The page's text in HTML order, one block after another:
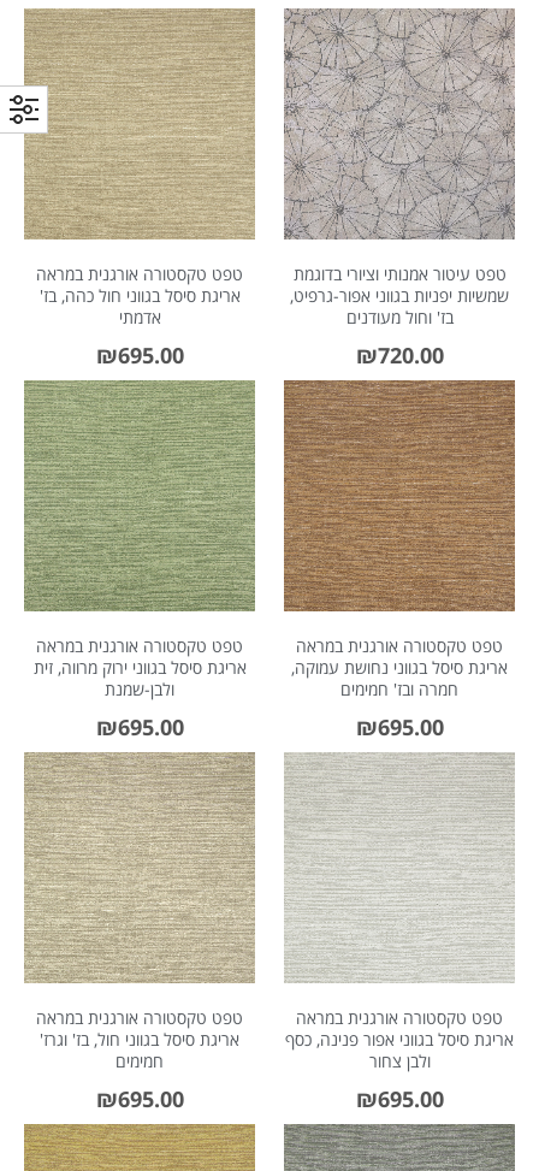
טפט עיטור אמנותי וציורי בדוגמת
שמשיות יפניות בגווני אפור-גרפיט,
בז' וחול מעודנים
₪720.00
טפט טקסטורה אורגנית במראה
אריגת סיסל בגווני חול כהה, בז'
אדמתי
₪695.00
טפט טקסטורה אורגנית במראה
אריגת סיסל בגווני נחושת עמוקה,
חמרה ובז' חמימים
₪695.00
טפט טקסטורה אורגנית במראה
אריגת סיסל בגווני ירוק מרווה, זית
ולבן-שמנת
₪695.00
טפט טקסטורה אורגנית במראה
אריגת סיסל בגווני אפור פנינה, כסף
ולבן צחור
₪695.00
טפט טקסטורה אורגנית במראה
אריגת סיסל בגווני חול, בז' וגרז'
חמימים
₪695.00